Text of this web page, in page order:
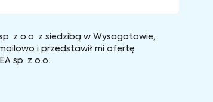
z o.o. z siedzibą w Wysogotowie,
i przedstawił mi ofertę
sp. z o.o.